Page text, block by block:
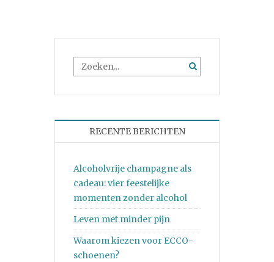
RECENTE BERICHTEN
Alcoholvrije champagne als
cadeau: vier feestelijke
momenten zonder alcohol
Leven met minder pijn
Waarom kiezen voor ECCO-
schoenen?